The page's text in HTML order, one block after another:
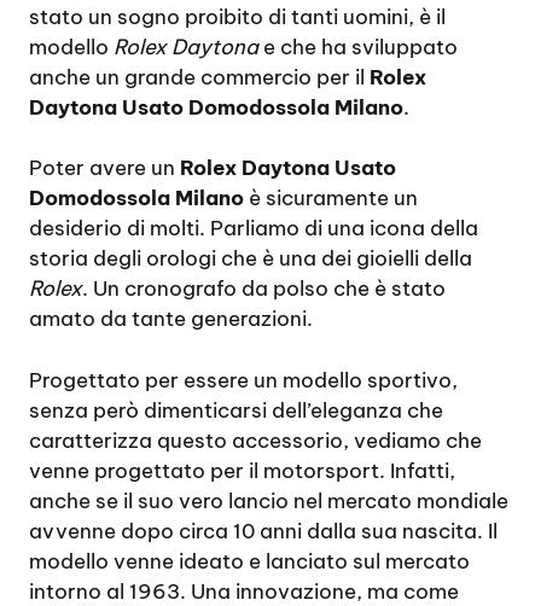
stato un sogno proibito di tanti uomini, è il
modello Rolex Daytonae che ha sviluppato
anche un grande commercio per il Rolex
Daytona Usato Domodossola Milano.
Poter avere un Rolex Daytona Usato
Domodossola Milano è sicuramente un
desiderio di molti. Parliamo di una icona della
storia degli orologi che è una dei gioielli della
Rolex. Un cronografo da polso che è stato
amato da tante generazioni.
Progettato per essere un modello sportivo,
senza però dimenticarsi dell’eleganza che
caratterizza questo accessorio, vediamo che
venne progettato per il motorsport. Infatti,
anche se il suo vero lancio nel mercato mondiale
avvenne dopo circa 10 anni dalla sua nascita. Il
modello venne ideato e lanciato sul mercato
intorno al 1963. Una innovazione, ma come